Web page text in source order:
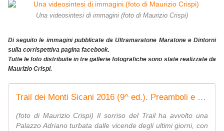
Una videosintesi di immagini (foto di Maurizio Crispi)
Di seguito le immagini pubblicate da Ultramaratone Maratone e Dintorni
sulla corrispettiva pagina facebook.
Tutte le foto distribuite in tre gallerie fotografiche sono state realizzate da
Maurizio Crispi.
Trail dei Monti Sicani 2016 (9^ ed.). Preamboli e partenza
(foto di Maurizio Crispi) Il sorriso del Trail ha avvolto una
Palazzo Adriano turbata dalle vicende degli ultimi giorni, con